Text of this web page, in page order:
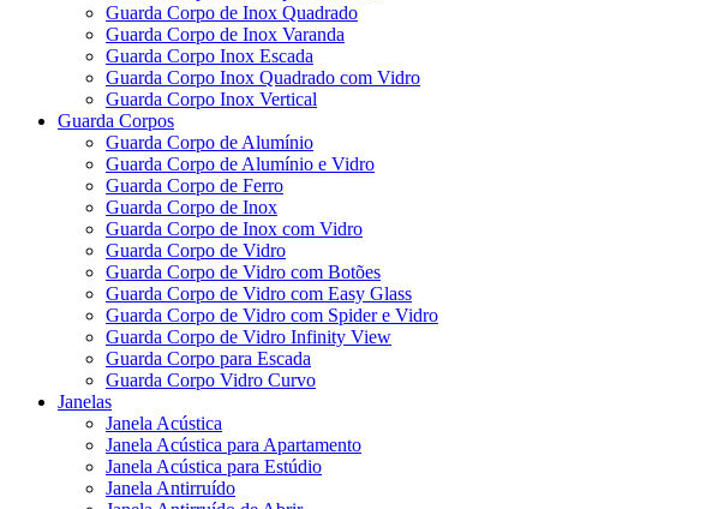
Guarda Corpo de Inox Quadrado
Guarda Corpo de Inox Varanda
Guarda Corpo Inox Escada
Guarda Corpo Inox Quadrado com Vidro
Guarda Corpo Inox Vertical
Guarda Corpos
Guarda Corpo de Alumínio
Guarda Corpo de Alumínio e Vidro
Guarda Corpo de Ferro
Guarda Corpo de Inox
Guarda Corpo de Inox com Vidro
Guarda Corpo de Vidro
Guarda Corpo de Vidro com Botões
Guarda Corpo de Vidro com Easy Glass
Guarda Corpo de Vidro com Spider e Vidro
Guarda Corpo de Vidro Infinity View
Guarda Corpo para Escada
Guarda Corpo Vidro Curvo
Janelas
Janela Acústica
Janela Acústica para Apartamento
Janela Acústica para Estúdio
Janela Antirruído